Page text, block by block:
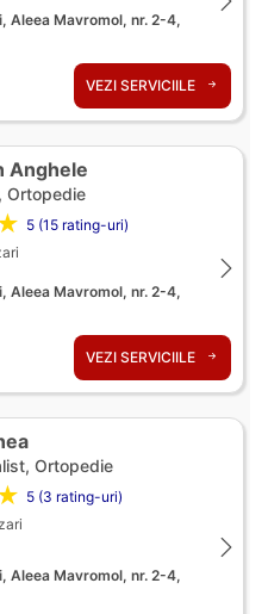
Aleea Mavromol, nr. 2-4,
VEZI SERVICIILE
Anghele
Ortopedie
5 (15 rating-uri)
Aleea Mavromol, nr. 2-4,
VEZI SERVICIILE
Ortopedie
5 (3 rating-uri)
Aleea Mavromol, nr. 2-4,